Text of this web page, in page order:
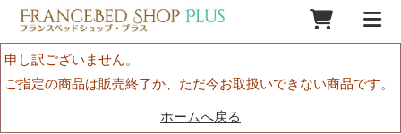
申し訳ございません。
ご指定の商品は販売終了か、ただ今お取扱いできない商品です。
ホームへ戻る